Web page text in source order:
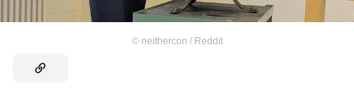
© neithercon / Reddit